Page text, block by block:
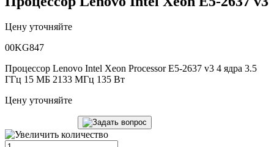
Цену уточняйте
00KG847
Процессор Lenovo Intel Xeon Processor E5-2637 v3 4 ядра 3.5
ГГц 15 МБ 2133 МГц 135 Вт
Цену уточняйте